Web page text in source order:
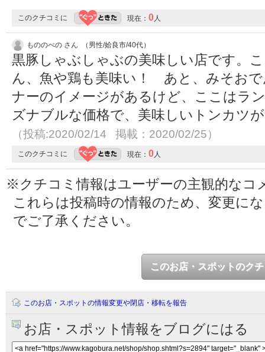
このクチコミに 現在： 0人
もののべの さん （男性/姶良市/40代）
黒豚しゃぶしゃぶの美味しい店です。
ん、魚や鶏も美味い！ あと、みそお
ナーのイメージがあるけど、ここはラ
ズナブルな価格で、美味しいトンカツ
（投稿:2020/02/14 掲載：2020/02/25）
このクチコミに 現在： 0人
※クチコミ情報はユーザーの主観的なコ
これらは投稿時の情報のため、変更に
でご了承ください。
このお店・スポットのク
このお店・スポットの情報変更や閉店・移転を報告
お店・スポット情報をブログにはる